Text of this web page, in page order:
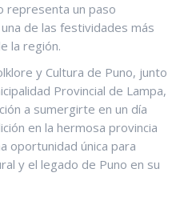
representa un paso
de las festividades más
la región.
y Cultura de Puno, junto
Provincial de Lampa,
a sumergirte en un día
en la hermosa provincia
oportunidad única para
y el legado de Puno en su